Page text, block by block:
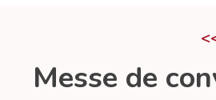
Messe de